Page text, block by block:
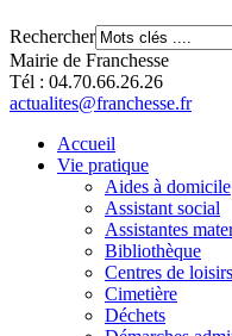
Rechercher
Mairie de Franchesse
Tél : 04.70.66.26.26
actualites@franchesse.fr
Accueil
Vie pratique
Aides à domicile
Assistant social
Assistantes
Bibliothèque
Centres de loisirs
Cimetière
Déchets